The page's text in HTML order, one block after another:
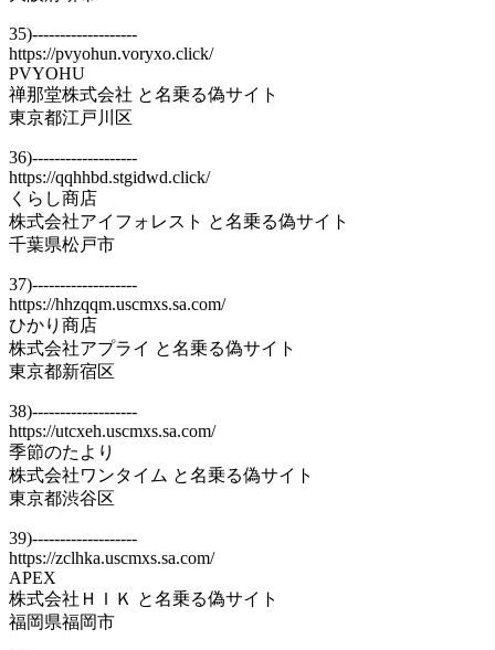
35)-------------------
https://pvyohun.voryxo.click/
PVYOHU
禅那堂株式会社 と名乗る偽サイト
東京都江戸川区
36)-------------------
https://qqhhbd.stgidwd.click/
くらし商店
株式会社アイフォレスト と名乗る偽サイト
千葉県松戸市
37)-------------------
https://hhzqqm.uscmxs.sa.com/
ひかり商店
株式会社アプライ と名乗る偽サイト
東京都新宿区
38)-------------------
https://utcxeh.uscmxs.sa.com/
季節のたより
株式会社ワンタイム と名乗る偽サイト
東京都渋谷区
39)-------------------
https://zclhka.uscmxs.sa.com/
APEX
株式会社ＨＩＫ と名乗る偽サイト
福岡県福岡市